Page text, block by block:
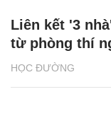
HỌC ĐƯỜNG
Liên kết '3
từ phòng thí